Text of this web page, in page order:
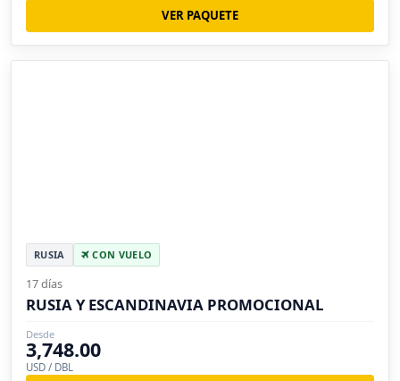
VER PAQUETE
RUSIA CON VUELO
17 días
RUSIA Y ESCANDINAVIA PROMOCIONAL
Desde
3,748.00
USD / DBL